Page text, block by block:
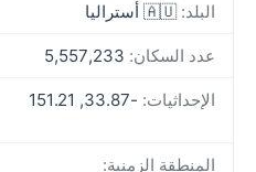
البلد: 🇦🇺 أستراليا
عدد السكان:
الإحداثيات: -33.87, 151.21
المنطقة الزمنية: